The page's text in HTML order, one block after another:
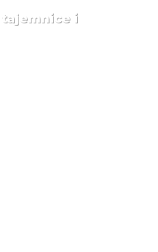
tajemnice i